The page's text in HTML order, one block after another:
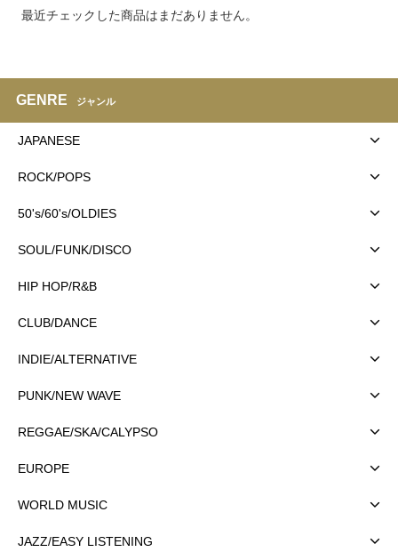
最近チェックした商品はまだありません。
GENRE ジャンル
JAPANESE
ROCK/POPS
50's/60's/OLDIES
SOUL/FUNK/DISCO
HIP HOP/R&B
CLUB/DANCE
INDIE/ALTERNATIVE
PUNK/NEW WAVE
REGGAE/SKA/CALYPSO
EUROPE
WORLD MUSIC
JAZZ/EASY LISTENING